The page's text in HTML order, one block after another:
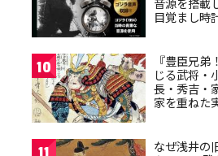
目覚まし時
10
『豊臣兄
じる武将・
長・秀吉・
家を重ねた
なぜ浅井の